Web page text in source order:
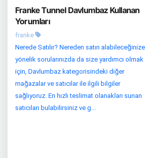
Franke Tunnel Davlumbaz Kullanan
Yorumları
franke
Nerede Satılır? Nereden satın alabileceğinize
yönelik sorularınızda da size yardımcı olmak
için, Davlumbaz kategorisindeki diğer
mağazalar ve satıcılar ile ilgili bilgiler
sağlıyoruz. En hızlı teslimat olanakları sunan
satıcıları bulabilirsiniz ve g...